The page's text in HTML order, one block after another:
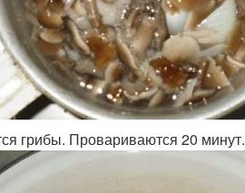
грибы. Провариваются 20 минут.